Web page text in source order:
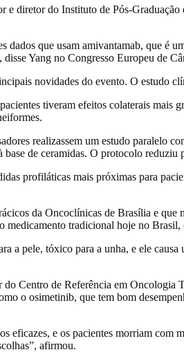
e diretor do Instituto de Pós-
dados que usam amivantamab, que
Yang no Congresso Europeu de
novidades do evento. O estudo
tiveram efeitos colaterais
realizassem um estudo paralelo
base de ceramidas. O protocolo reduziu
profiláticas mais próximas para
da Oncoclínicas de Brasília e
medicamento tradicional hoje no
a pele, tóxico para a unha, e ele
Centro de Referência em Oncologia
o osimetinib, que tem bom
eficazes, e os pacientes morriam
afirmou.